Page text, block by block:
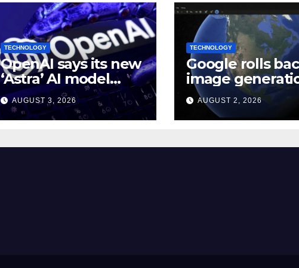
TECHNOLOGY
OpenAI says its new
‘Astra’ AI model
made
breakthroughs in 10
math problems
AUGUST 3, 2026
TECHNOLOGY
Google rolls
image
Google Earth
policy violations
AUGUST 2, 2026